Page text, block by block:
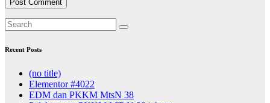
Recent Posts
(no title)
Elementor #4022
EDM dan PKKM MtsN 38